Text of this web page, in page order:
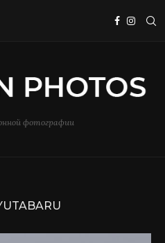
фотографии